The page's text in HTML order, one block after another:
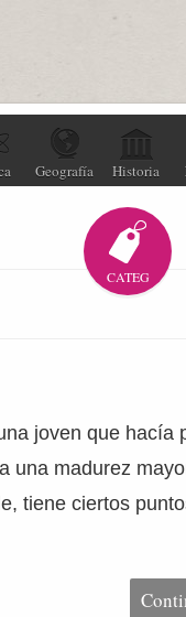
Geografía Historia
CATEG
joven que hacía
una madurez
tiene ciertos